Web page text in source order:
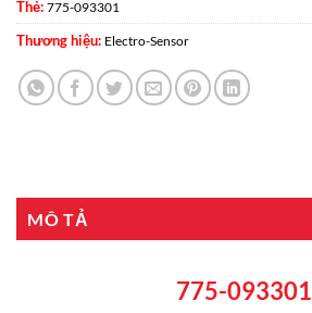
Thẻ: 775-093301
Thương hiệu: Electro-Sensor
MÔ TẢ
775-093301